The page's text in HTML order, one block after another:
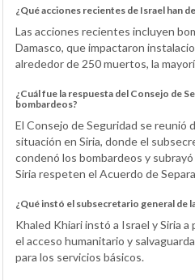
¿Qué acciones recientes de Israel han
Las acciones recientes incluyen
Damasco, que impactaron
alrededor de 250 muertos, la
¿Cuál fue la respuesta del Consejo de
bombardeos?
El Consejo de Seguridad se reunió
situación en Siria, donde el
condenó los bombardeos y
Siria respeten el Acuerdo de
¿Qué instó el subsecretario general de
Khaled Khiari instó a Israel y Siria
el acceso humanitario y
para los servicios básicos.